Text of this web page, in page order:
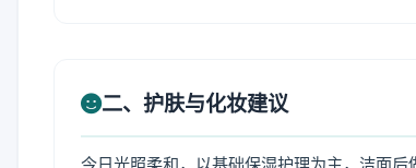
二、护肤与化妆建议